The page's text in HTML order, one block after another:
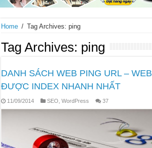
Home / Tag Archives: ping
Tag Archives: ping
DANH SÁCH WEB PING URL –
ĐƯỢC INDEX NHANH NHẤT
11/09/2014 SEO ,WordPress 37